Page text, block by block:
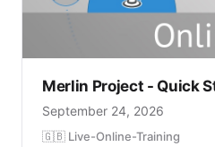
Merlin Project - Quick
September 24, 2026
🇬🇧 Live-Online-Training